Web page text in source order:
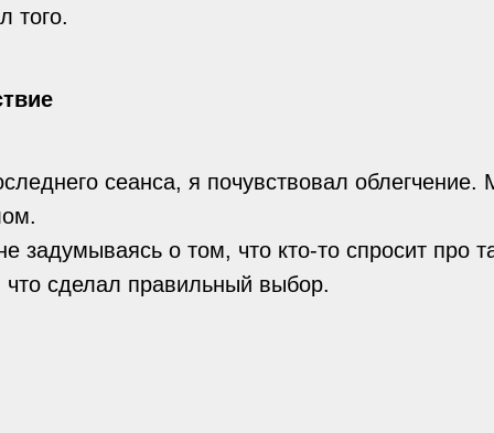
того.
сеанса, я почувствовал
задумываясь о том, что кто-то спросит про
сделал правильный выбор.